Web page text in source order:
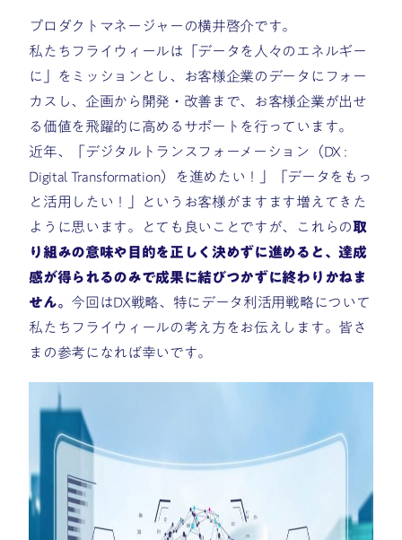
プロダクトマネージャーの横井啓介です。
私たちフライウィールは「データを人々のエネルギー
に」をミッションとし、お客様企業のデータにフォー
カスし、企画から開発・改善まで、お客様企業が出せ
る価値を飛躍的に高めるサポートを行っています。
近年、「デジタルトランスフォーメーション（DX :
Digital Transformation）を進めたい！」「データをもっ
と活用したい！」というお客様がますます増えてきた
ように思います。とても良いことですが、これらの取
り組みの意味や目的を正しく決めずに進めると、達成
感が得られるのみで成果に結びつかずに終わりかねま
せん。 今回はDX戦略、特にデータ利活用戦略について
私たちフライウィールの考え方をお伝えします。皆さ
まの参考になれば幸いです。